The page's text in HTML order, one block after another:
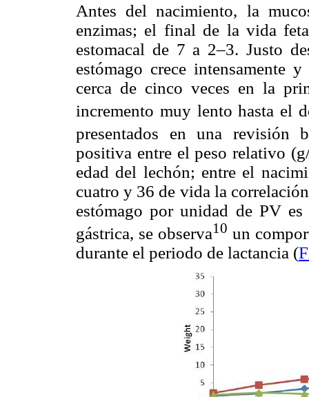
Antes del nacimiento, la
enzimas; el final de la vida
estomacal de 7 a 2–3. Justo
estómago crece intensamente
cerca de cinco veces en la
incremento muy lento hasta el
presentados en una revisión
positiva entre el peso relativo
edad del lechón; entre el
cuatro y 36 de vida la
estómago por unidad de PV
gástrica, se observa10 un
durante el periodo de lactancia (